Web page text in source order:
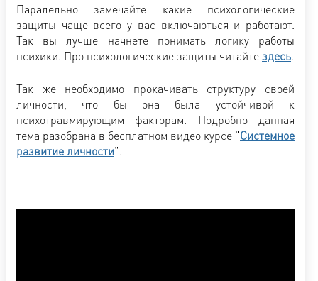
Паралельно замечайте какие психологические
защиты чаще всего у вас включаються и работают.
Так вы лучше начнете понимать логику работы
психики. Про психологические защиты читайтездесь.
Так же необходимо прокачивать структуру своей
личности, что бы она была устойчивой к
психотравмирующим факторам. Подробно данная
тема разобрана в бесплатном видео курсе "Системное
развитие личности".